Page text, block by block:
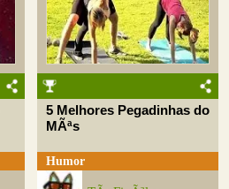
5 Melhores Pegadinhas do
MÃªs
Humor